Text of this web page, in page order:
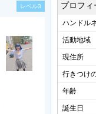
レベル3 プロフィ
ハンドル
活動地域
現住所
行きつけ
年齢
誕生日